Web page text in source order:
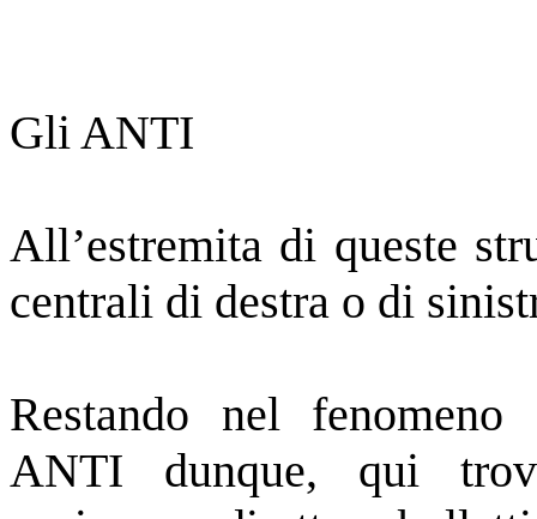
Gli ANTI
All’estremita di queste
centrali di destra o di
Restando nel
ANTI dunque, qui